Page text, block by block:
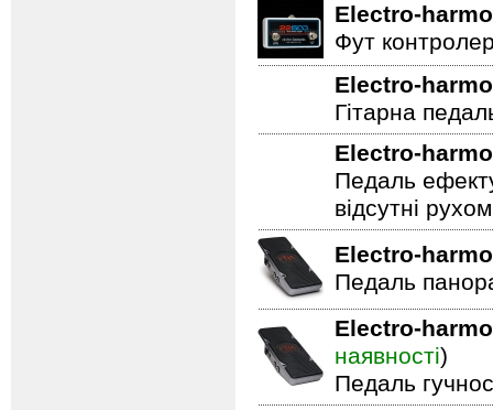
Electro-
Фут
Electro-
Гітарна
Electro-
Педаль
відсутні
Electro-
Педаль
Electro-
наявності)
Педаль